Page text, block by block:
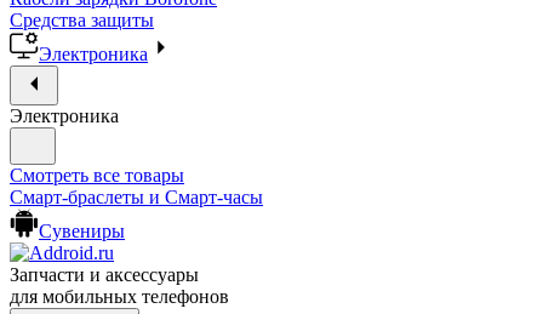
Средства защиты
Электроника
Электроника
Смотреть все товары
Смарт-браслеты и Смарт-часы
Сувениры
Запчасти и аксессуары
для мобильных телефонов